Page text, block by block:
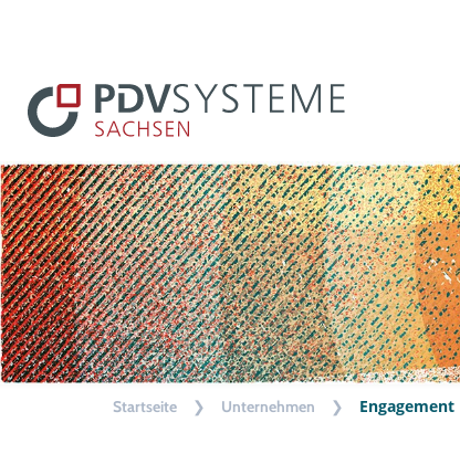
Startseite ❯ Unternehmen ❯ Engagement